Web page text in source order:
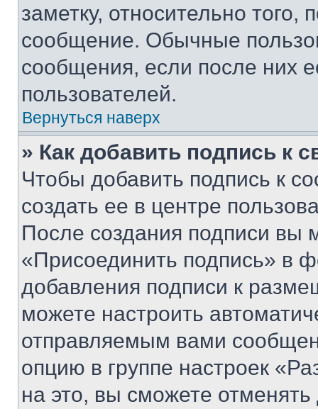
заметку, относительно
сообщение. Обычные
сообщения, если после них
пользователей.
Вернуться наверх
» Как добавить подпись к
Чтобы добавить подпись к
создать ее в центре
После создания подписи вы
«Присоединить подпись» в
добавления подписи к
можете настроить
отправляемым вами
опцию в группе настроек
на это, вы сможете